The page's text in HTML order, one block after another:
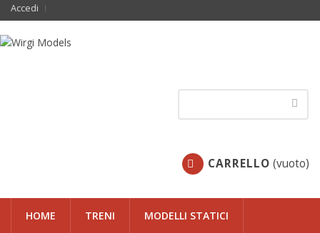
Accedi
CARRELLO (vuoto)
HOME TRENI MODELLI STATICI